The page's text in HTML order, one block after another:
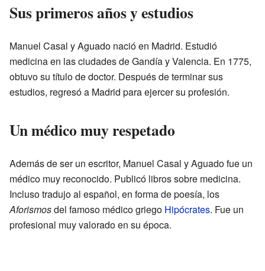
Sus primeros años y estudios
Manuel Casal y Aguado nació en Madrid. Estudió
medicina en las ciudades de Gandía y Valencia. En 1775,
obtuvo su título de doctor. Después de terminar sus
estudios, regresó a Madrid para ejercer su profesión.
Un médico muy respetado
Además de ser un escritor, Manuel Casal y Aguado fue un
médico muy reconocido. Publicó libros sobre medicina.
Incluso tradujo al español, en forma de poesía, los
Aforismosdel famoso médico griego Hipócrates. Fue un
profesional muy valorado en su época.